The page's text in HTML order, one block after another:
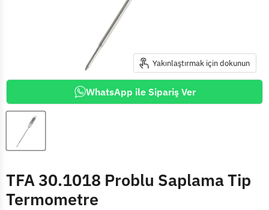
Yakınlaştırmak için dokunun
WhatsApp ile Sipariş Ver
TFA 30.1018 Problu Saplama Tip
Termometre